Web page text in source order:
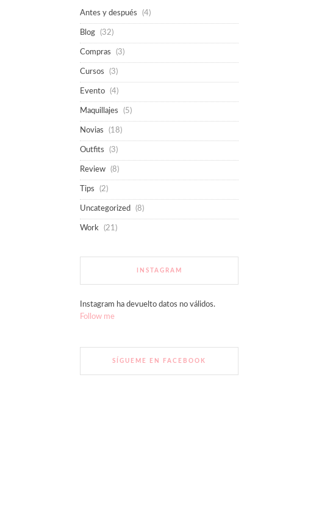
Antes y después (4)
Blog (32)
Compras (3)
Cursos (3)
Evento (4)
Maquillajes (5)
Novias (18)
Outfits (3)
Review (8)
Tips (2)
Uncategorized (8)
Work (21)
INSTAGRAM
Instagram ha devuelto datos no válidos.
Follow me
SÍGUEME EN FACEBOOK